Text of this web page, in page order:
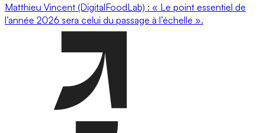
Matthieu Vincent (DigitalFoodLab) : « Le point essentiel de
l’année 2026 sera celui du passage à l’échelle ».